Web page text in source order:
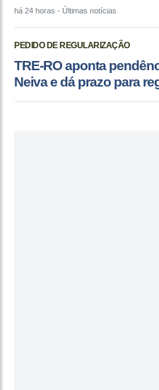
há 24 horas - Últimas notícias
PEDIDO DE REGULARIZAÇÃO
TRE-RO aponta
Neiva e dá prazo para